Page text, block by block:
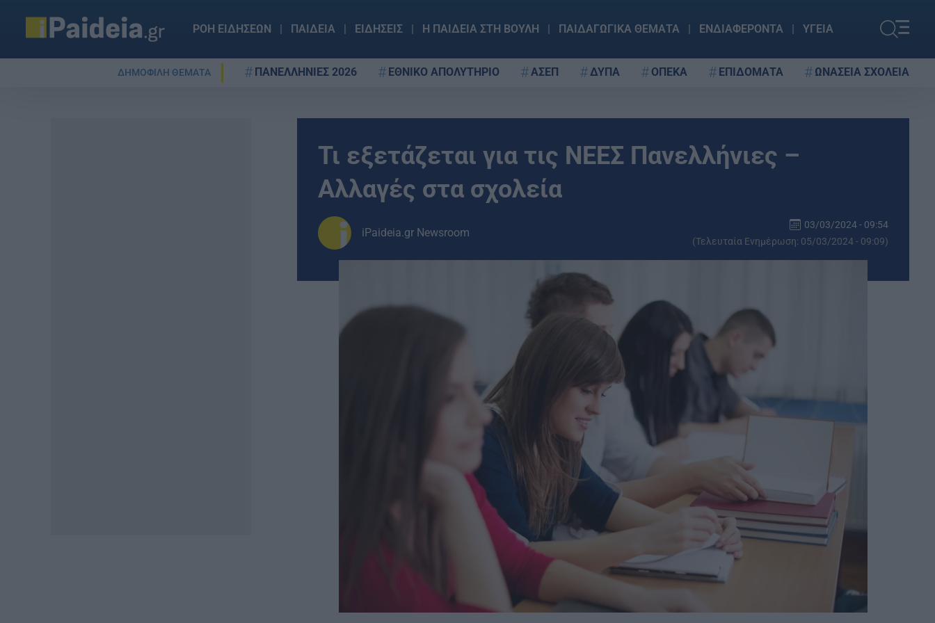
ΡΟΗ ΕΙΔΗΣΕΩΝ ΠΑΙΔΕΙΑ ΕΙΔΗΣΕΙΣ Η ΠΑΙΔΕΙΑ ΣΤΗ ΒΟΥΛΗ ΠΑΙΔΑΓΩΓΙΚΑ ΘΕΜΑΤΑ ΕΝΔΙΑΦΕΡΟΝΤΑ ΥΓΕΙΑ
ΔΗΜΟΦΙΛΗ ΘΕΜΑΤΑ ΠΑΝΕΛΛΗΝΙΕΣ 2026 ΕΘΝΙΚΟ ΑΠΟΛΥΤΗΡΙΟ ΑΣΕΠ ΔΥΠΑ ΟΠΕΚΑ ΕΠΙΔΟΜΑΤΑ ΩΝΑΣΕΙΑ ΣΧΟΛΕΙΑ
Τι εξετάζεται για τις ΝΕΕΣ Πανελλήνιες –
Αλλαγές στα σχολεία
iPaideia.gr Newsroom
03/03/2024 - 09:54
(Τελευταία Ενημέρωση: 05/03/2024 - 09:09)